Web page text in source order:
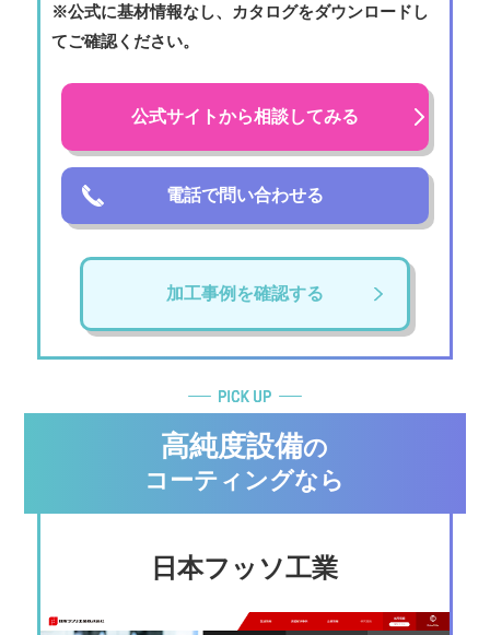
※公式に基材情報なし、カタログをダウンロードし
てご確認ください。
公式サイトから相談してみる
電話で問い合わせる
加工事例を確認する
高純度設備の
コーティングなら
日本フッソ工業